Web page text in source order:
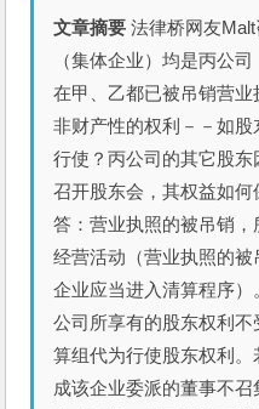
文章摘要 法律桥网友
（集体企业）均是丙公
在甲、乙都已被吊销营
非财产性的权利－－如
行使？丙公司的其它股
召开股东会，其权益如
答：营业执照的被吊销
经营活动（营业执照的
企业应当进入清算程序
公司所享有的股东权利
算组代为行使股东权利
成该企业委派的董事不召